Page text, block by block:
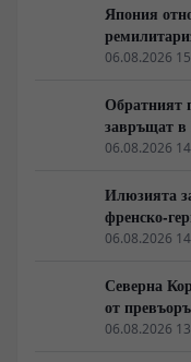
Япония
отбраната“
06.08.2026
Обратният
завръщат в
мечта"
06.08.2026
Илюзията
френско-
06.08.2026
Северна
от
Източна
06.08.2026